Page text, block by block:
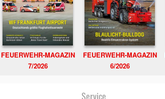
FEUERWEHR-MAGAZIN
7/2026
FEUERWEHR-MAGAZIN
6/2026
Service